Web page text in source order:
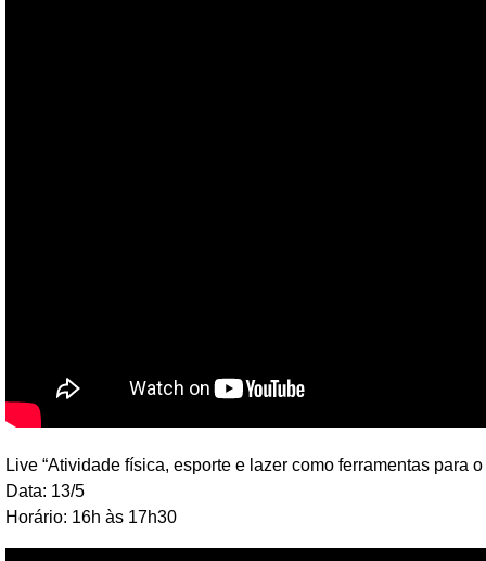
Live “Atividade física, esporte e lazer como ferramentas para
Data: 13/5
Horário: 16h às 17h30